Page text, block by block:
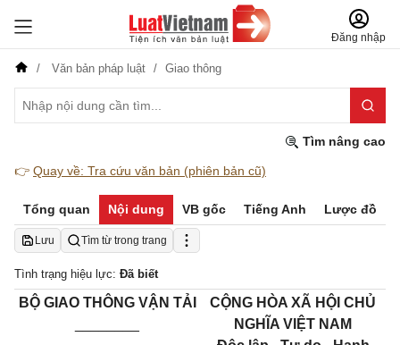
Đăng nhập
Văn bản pháp luật Giao thông
Tìm nâng cao
👉 Quay về: Tra cứu văn bản (phiên bản cũ)
Tổng quan Nội dung VB gốc Tiếng Anh Lược đồ
Lưu Tìm từ trong trang
Tình trạng hiệu lực: Đã biết
BỘ GIAO THÔNG VẬN TẢI
CỘNG HÒA XÃ HỘI CHỦ
NGHĨA VIỆT NAM